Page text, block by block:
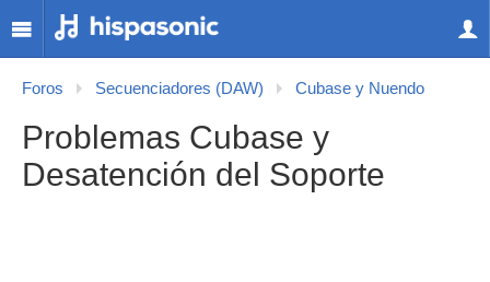
Foros Secuenciadores (DAW) Cubase y Nuendo
Problemas Cubase y
Desatención del Soporte